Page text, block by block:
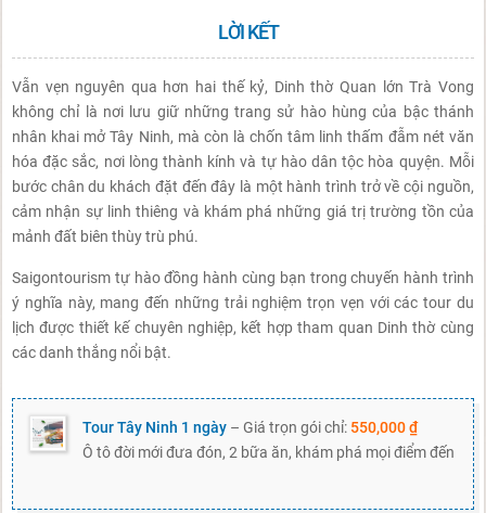
LỜI KẾT
Vẫn vẹn nguyên qua hơn hai thế kỷ, Dinh thờ Quan lớn Trà Vong
không chỉ là nơi lưu giữ những trang sử hào hùng của bậc thánh
nhân khai mở Tây Ninh, mà còn là chốn tâm linh thấm đẫm nét văn
hóa đặc sắc, nơi lòng thành kính và tự hào dân tộc hòa quyện. Mỗi
bước chân du khách đặt đến đây là một hành trình trở về cội nguồn,
cảm nhận sự linh thiêng và khám phá những giá trị trường tồn của
mảnh đất biên thùy trù phú.
Saigontourism tự hào đồng hành cùng bạn trong chuyến hành trình
ý nghĩa này, mang đến những trải nghiệm trọn vẹn với các tour du
lịch được thiết kế chuyên nghiệp, kết hợp tham quan Dinh thờ cùng
các danh thắng nổi bật.
Tour Tây Ninh 1 ngày– Giá trọn gói chỉ: 550,000 ₫
Ô tô đời mới đưa đón, 2 bữa ăn, khám phá mọi điểm đến